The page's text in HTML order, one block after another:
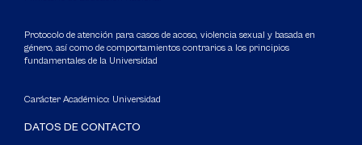
Protocolo de atención para casos de acoso, violencia sexual y basada en
género, así como de comportamientos contrarios a los principios
fundamentales de la Universidad
Carácter Académico: Universidad
DATOS DE CONTACTO